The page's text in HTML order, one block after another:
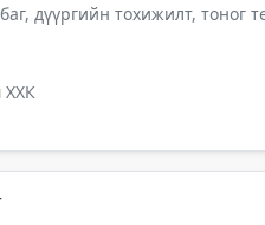
дүүргийн тохижилт, тоног
ХХК